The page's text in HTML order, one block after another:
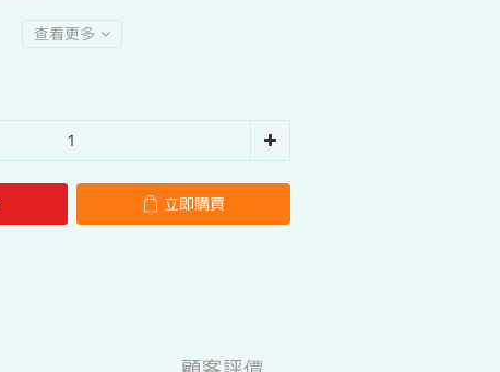
查看更多
立即購買